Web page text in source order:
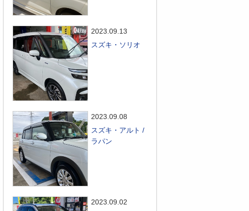
2023.09.13
スズキ・ソリオ
2023.09.08
スズキ・アルト /
ラパン
2023.09.02